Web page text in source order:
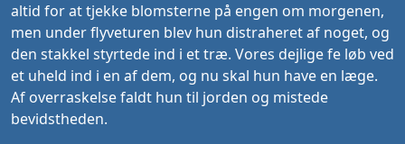
altid for at tjekke blomsterne på engen om morgenen,
men under flyveturen blev hun distraheret af noget, og
den stakkel styrtede ind i et træ. Vores dejlige fe løb ved
et uheld ind i en af dem, og nu skal hun have en læge.
Af overraskelse faldt hun til jorden og mistede
bevidstheden.